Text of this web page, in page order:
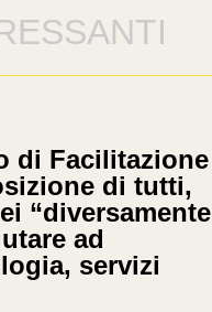
di Facilitazione
di tutti,
“diversamente
ad
servizi